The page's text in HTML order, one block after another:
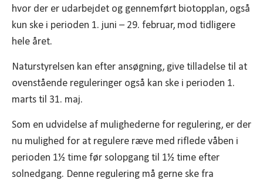
hvor der er udarbejdet og gennemført biotopplan, også
kun ske i perioden 1. juni – 29. februar, mod tidligere
hele året.
Naturstyrelsen kan efter ansøgning, give tilladelse til at
ovenstående reguleringer også kan ske i perioden 1.
marts til 31. maj.
Som en udvidelse af mulighederne for regulering, er der
nu mulighed for at regulere ræve med riflede våben i
perioden 1½ time før solopgang til 1½ time efter
solnedgang. Denne regulering må gerne ske fra